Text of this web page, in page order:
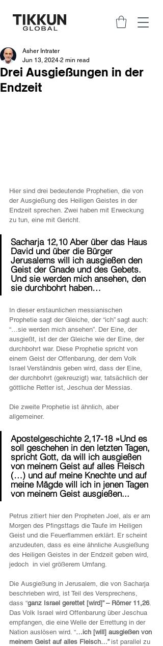
Drei Ausgießungen in der
Endzeit
Asher Intrater
Jun 13, 2024 2 min read
Hier sind drei bedeutende Prophetien, die von
der Ausgießung des Heiligen Geistes in der
Endzeit sprechen. Zwei haben mit Erweckung
zu tun, eine mit Gericht.
Sacharja 12,10 Aber über das Haus
David und über die Bürger
Jerusalems will ich ausgießen den
Geist der Gnade und des Gebets.
Und sie werden mich ansehen, den
sie durchbohrt haben…
In dieser erstaunlichen messianischen
Prophetie sagt der Gleiche, der “ich” sagt auch:
“…sie werden mich ansehen”. Der Eine, der
ausgießt, ist der der Gleiche wie der Eine, der
durchbohrt war. Diese Prophetie spricht von
einem Geist der Offenbarung, der dem Volk
Israel Verständnis geben wird, dass der Eine,
der durchbohrt (gekreuzigt) war, tatsächlich der
göttliche Retter ist, Jeschua der Messias.
Die zweite Prophetie ist ähnlich, aber
allgemeiner.
Apostelgeschichte 2,17-18 »Und es
soll geschehen in den letzten Tagen,
spricht Gott, da will ich ausgießen
von meinem Geist auf alles Fleisch
(…) und auf meine Knechte und auf
meine Mägde will ich in jenen Tagen
von meinem Geist ausgießen...
Petrus zitiert hier den Propheten Joel, als er am
Morgen des Pfingsttags die Taufe im Heiligen
Geist und die Feuerflammen erklärt. Er scheint
anzudeuten, dass es eine ähnliche Ausgießung
des Heiligen Geistes in der Endzeit geben wird,
jedoch  in viel größerem Umfang.
Die Ausgießung in Jerusalem, die von Sacharja
beschrieben wird, ist Teil des Versprechens,
dass “ganz Israel gerettet [wird]” – Römer 11,26.
Das Volk Israel wird Offenbarung über Jeschua
empfangen, die eine Welle der Errettung in der
Nation auslösen wird. “…ich [will] ausgießen von
meinem Geist auf alles Fleisch…” ist parallel zu